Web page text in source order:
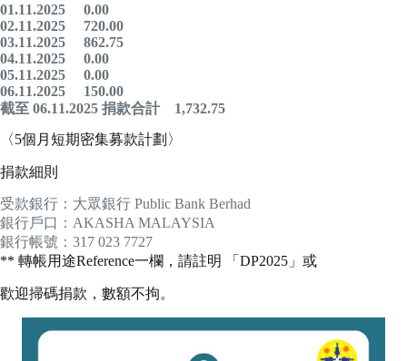
01.11.2025 0.00
02.11.2025 720.00
03.11.2025 862.75
04.11.2025 0.00
05.11.2025 0.00
06.11.2025 150.00
截至 06.11.2025 捐款合計 1,732.75
〈5個月短期密集募款計劃〉
捐款細則
受款銀行：大眾銀行 Public Bank Berhad
銀行戶口：AKASHA MALAYSIA
銀行帳號：317 023 7727
** 轉帳用途Reference一欄，請註明 「DP2025」或
歡迎掃碼捐款，數額不拘。